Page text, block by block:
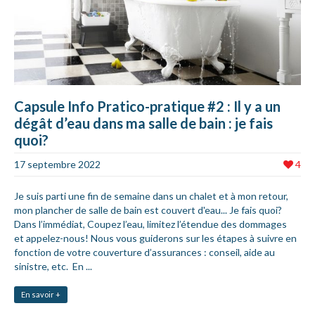
Capsule Info Pratico-pratique #2 : Il y a un
dégât d’eau dans ma salle de bain : je fais
quoi?
4
17 septembre 2022
Je suis parti une fin de semaine dans un chalet et à mon retour,
mon plancher de salle de bain est couvert d'eau... Je fais quoi?
Dans l’immédiat, Coupez l’eau, limitez l’étendue des dommages
et appelez-nous! Nous vous guiderons sur les étapes à suivre en
fonction de votre couverture d’assurances : conseil, aide au
sinistre, etc. En ...
En savoir +